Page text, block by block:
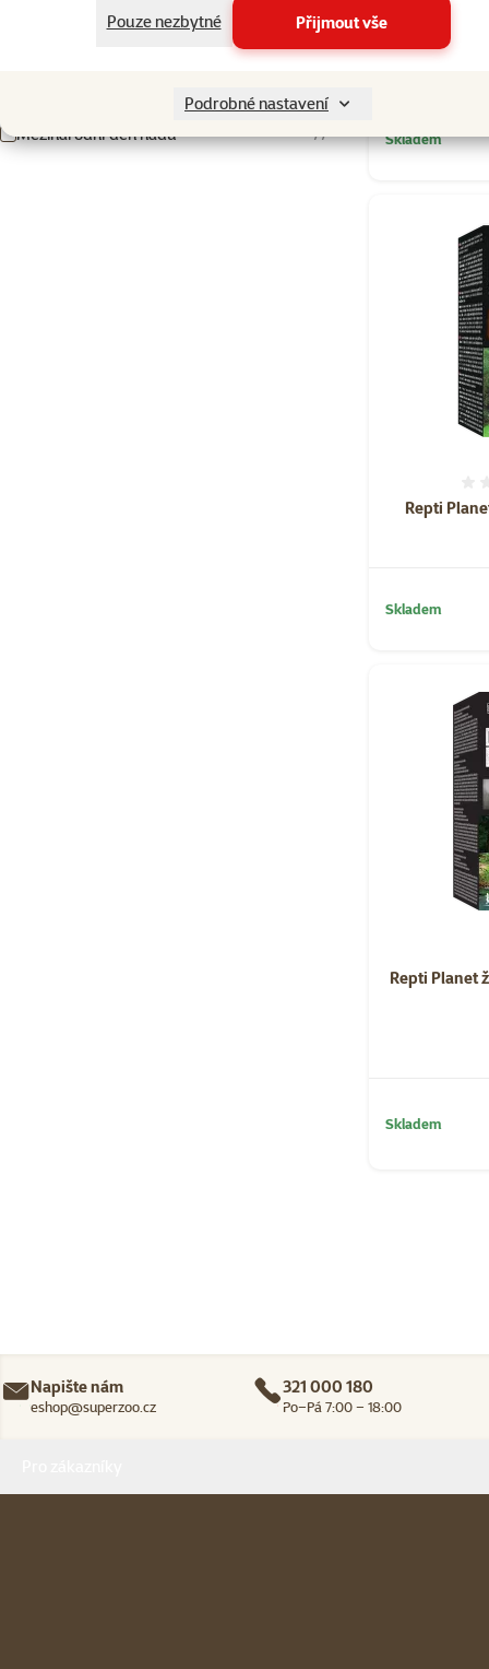
Pouze nezbytné
Přijmout vše
Podrobné nastavení
8
8
18
Mezinárodní den hadů
77 Skladem
Repti
Skladem
Repti Planet
Skladem
Napište nám
eshop@superzoo.cz
321 000 180
Po–Pá 7:00 – 18:00